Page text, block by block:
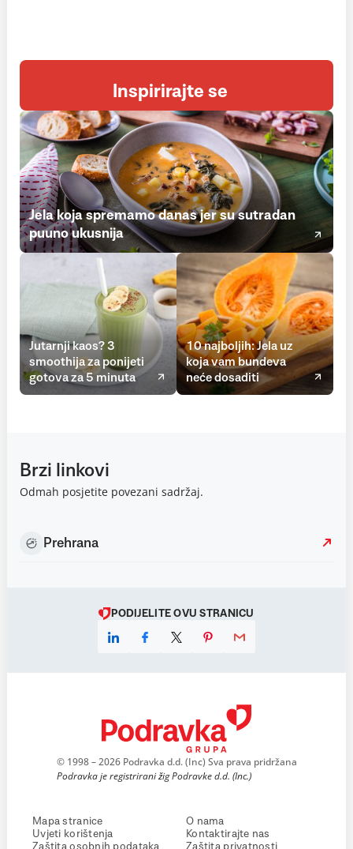
Inspirirajte se
Jela koja spremamo danas jer su sutradan
puuno ukusnija
Jutarnji kaos? 3
smoothija za ponijeti
gotova za 5 minuta
10 najboljih: Jela uz
koja vam bundeva
neće dosaditi
Brzi linkovi
Odmah posjetite povezani sadržaj.
Prehrana
PODIJELITE OVU STRANICU
© 1998 – 2026 Podravka d.d. (Inc) Sva prava pridržana
Podravka je registrirani žig Podravke d.d. (Inc.)
Mapa stranice
Uvjeti korištenja
Zaštita osobnih podataka
O nama
Kontaktirajte nas
Zaštita privatnosti